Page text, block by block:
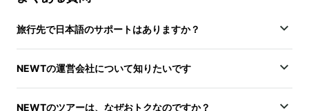
旅行先で日本語のサポートはありますか？
NEWTの運営会社について知りたいです
NEWTのツアーは、なぜおトクなのですか？